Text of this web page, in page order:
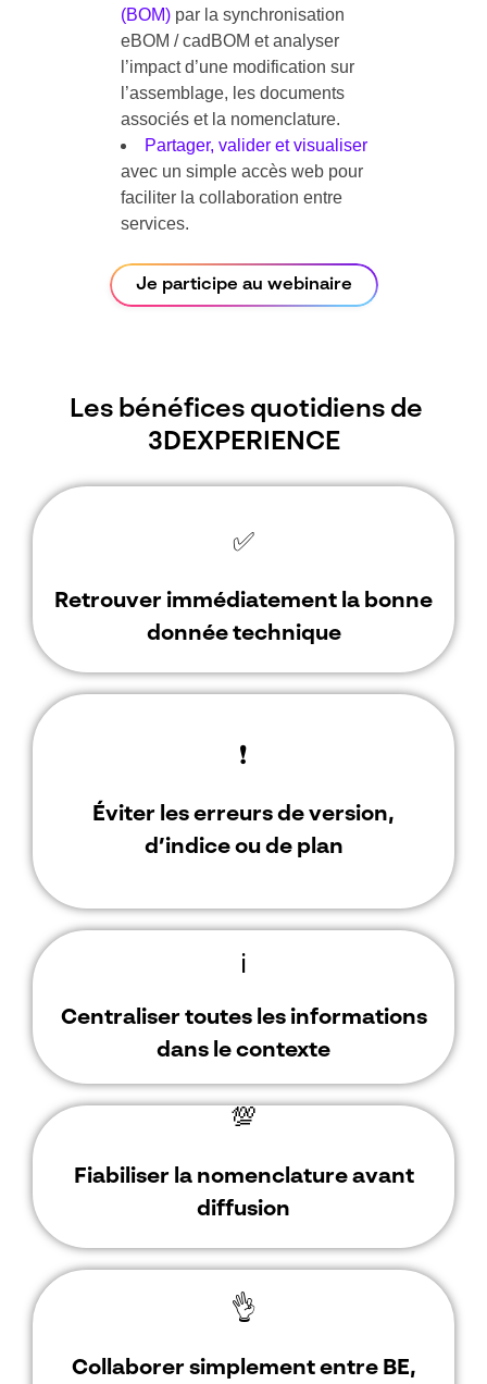
(BOM) par la synchronisation
eBOM / cadBOM et analyser
l’impact d’une modification sur
l’assemblage, les documents
associés et la nomenclature.
Partager, valider et visualiser
avec un simple accès web pour
faciliter la collaboration entre
services.
Je participe au webinaire
Les bénéfices quotidiens de
3DEXPERIENCE
✅
Retrouver immédiatement la bonne
donnée technique
❗️
Éviter les erreurs de version,
d’indice ou de plan
ℹ️
Centraliser toutes les informations
dans le contexte
💯
Fiabiliser la nomenclature avant
diffusion
👌
Collaborer simplement entre BE,